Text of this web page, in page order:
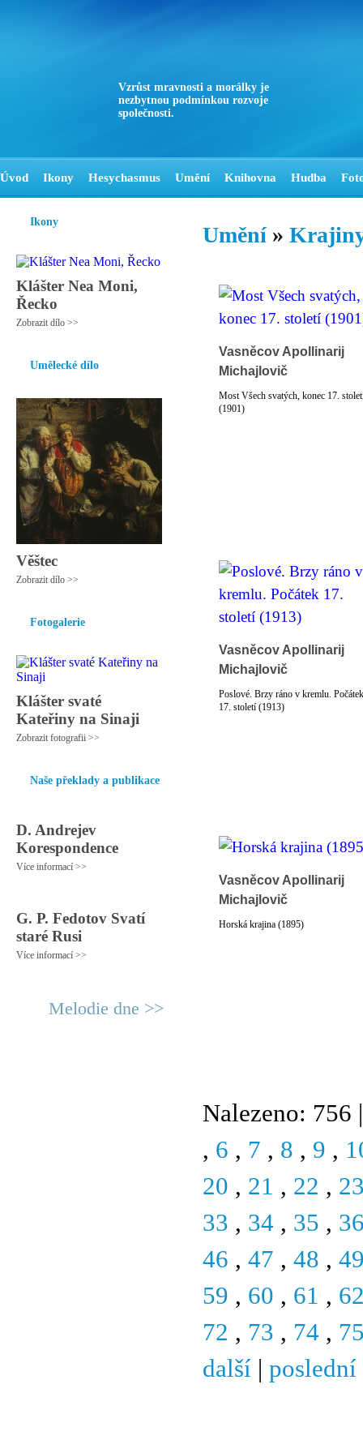
Vzrůst mravnosti a morálky je
nezbytnou podmínkou rozvoje
společnosti.
Úvod Ikony Hesychasmus Umění Knihovna Hudba
Ikony
Klášter Nea Moni,
Řecko
Zobrazit dílo >>
Umělecké dílo
Věštec
Zobrazit dílo >>
Fotogalerie
Klášter svaté
Kateřiny na Sinaji
Zobrazit fotografii >>
Naše překlady a publikace
D. Andrejev
Korespondence
Více informací >>
G. P. Fedotov Svatí
staré Rusi
Více informací >>
Melodie dne >>
Umění »
Vasněcov Apollinarij
Michajlovič
Most Všech svatých, konec 17.
(1901)
Vasněcov Apollinarij
Michajlovič
Poslové. Brzy ráno v kremlu. Počátek
17. století (1913)
Vasněcov Apollinarij
Michajlovič
Horská krajina (1895)
Nalezeno: 756
, 6 , 7 , 8 , 9 ,
20 , 21 , 22 ,
33 , 34 , 35 ,
46 , 47 , 48 ,
59 , 60 , 61 ,
72 , 73 , 74 ,
další
poslední